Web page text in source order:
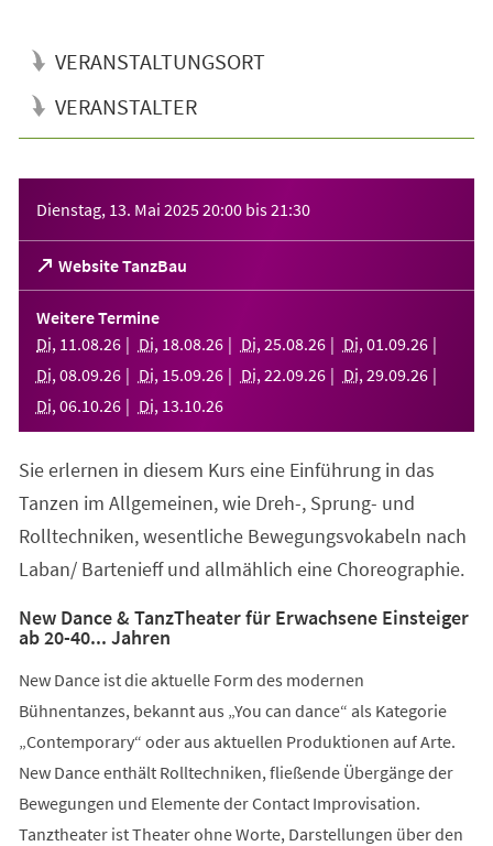
VERANSTALTUNGSORT
VERANSTALTER
Dienstag, 13. Mai 202520:00 bis21:30
Website TanzBau
(Öffnet
in
einem
neuen
Tab)
Weitere Termine
Di, 11 .08.26 Di, 18.08.26 Di, 25.08.26 Di, 01 .09.26
Di, 08.09.26 Di, 15.09.26 Di, 22.09.26 Di, 29.09.26
Di, 06.10.26 Di, 13.10.26
Sie erlernen in diesem Kurs eine Einführung in das
Tanzen im Allgemeinen, wie Dreh-, Sprung- und
Rolltechniken, wesentliche Bewegungsvokabeln nach
Laban/ Bartenieff und allmählich eine Choreographie.
New Dance & TanzTheater für Erwachsene Einsteiger
ab 20-40... Jahren
New Dance ist die aktuelle Form des modernen
Bühnentanzes, bekannt aus „You can dance“ als Kategorie
„Contemporary“ oder aus aktuellen Produktionen auf Arte.
New Dance enthält Rolltechniken, fließende Übergänge der
Bewegungen und Elemente der Contact Improvisation.
Tanztheater ist Theater ohne Worte, Darstellungen über den